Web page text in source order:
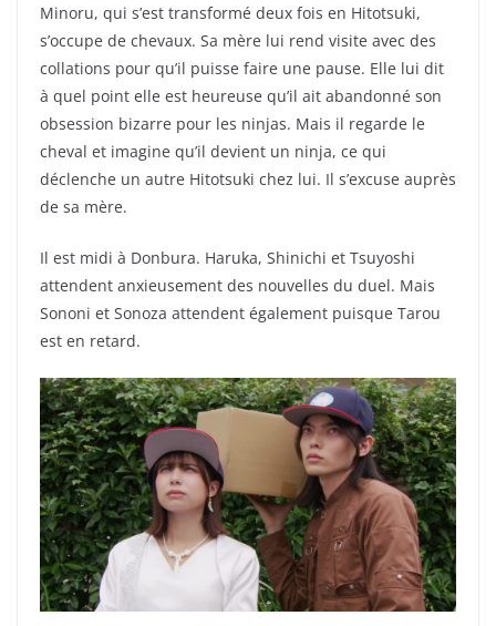
Minoru, qui s’est transformé deux fois en Hitotsuki,
s’occupe de chevaux. Sa mère lui rend visite avec des
collations pour qu’il puisse faire une pause. Elle lui dit
à quel point elle est heureuse qu’il ait abandonné son
obsession bizarre pour les ninjas. Mais il regarde le
cheval et imagine qu’il devient un ninja, ce qui
déclenche un autre Hitotsuki chez lui. Il s’excuse auprès
de sa mère.
Il est midi à Donbura. Haruka, Shinichi et Tsuyoshi
attendent anxieusement des nouvelles du duel. Mais
Sononi et Sonoza attendent également puisque Tarou
est en retard.